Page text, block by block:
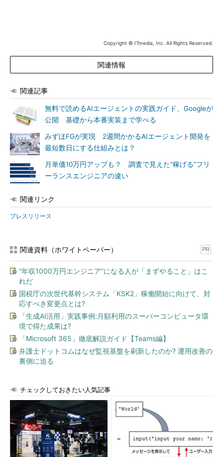
Copyright © ITmedia, Inc. All Rights Reserved.
関連情報
関連記事
無料で読めるAIエージェントの実践ガイド、Googleが
公開 基礎から本番実装まで学べる
みずほFGが実現 2週間かかるAIエージェント開発を
最短数日にする仕組みとは？
月単価10万円アップも？ 調査で見えた“稼げる”フリ
ーランスエンジニアの違い
関連リンク
プレスリリース
関連資料（ホワイトペーパー） PR
“年収1000万円エンジニア”になる人が「まずやること」はこ
れだ
国税庁の次世代基幹システム「KSK2」稼働開始に向けて、対
応すべき変更点とは?
「生成AI活用」実践事例:月額利用のスーパーコンピュータ環
境で得た成果は?
「Microsoft 365」徹底解説ガイド【Teams編】
弁護士ドットコムはなぜ監視基盤を刷新したのか? 運用改善の
裏側に迫る
チェックしておきたい人気記事